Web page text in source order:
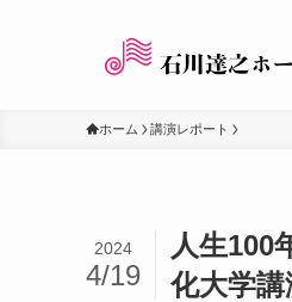
ホーム 講演レポート
人生100
化大学講
2024
4/19